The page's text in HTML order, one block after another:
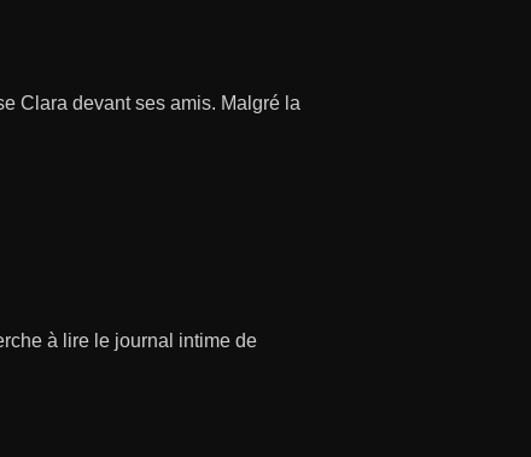
Clara devant ses amis. Malgré la
à lire le journal intime de